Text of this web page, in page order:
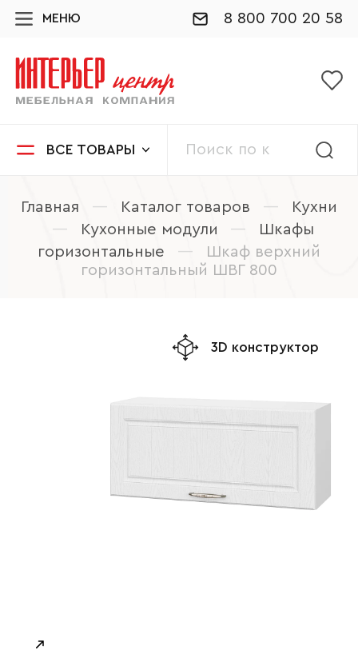
МЕНЮ 8 800 700 20 58
ВСЕ ТОВАРЫ
Главная — Каталог товаров —
Кухни
—
Кухонные модули —
Шкафы
горизонтальные
—
Шкаф верхний
горизонтальный ШВГ 800
3D конструктор